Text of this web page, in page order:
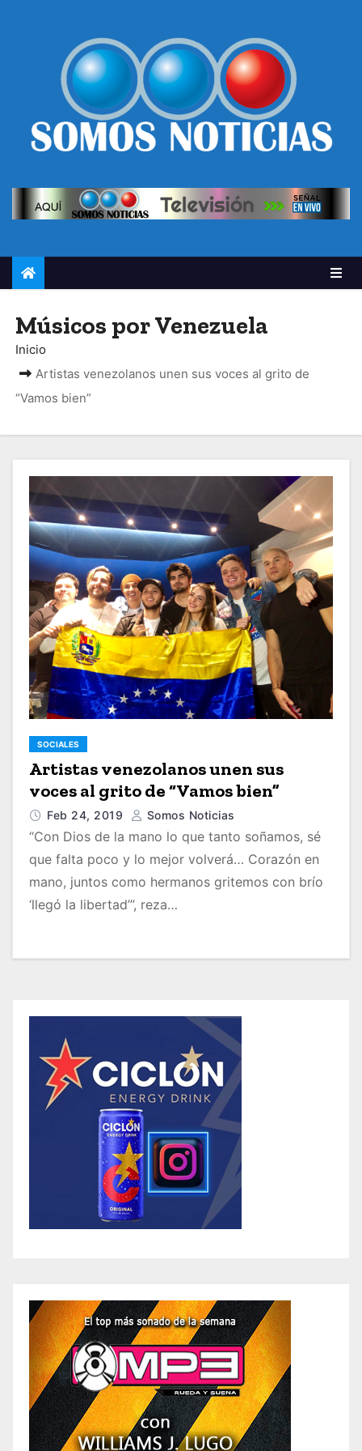
Músicos por Venezuela
Inicio
Artistas venezolanos unen sus voces al grito de
“Vamos bien”
SOCIALES
Artistas venezolanos unen sus
voces al grito de “Vamos bien”
Feb 24, 2019 Somos Noticias
“Con Dios de la mano lo que tanto soñamos, sé
que falta poco y lo mejor volverá… Corazón en
mano, juntos como hermanos gritemos con brío
‘llegó la libertad’”, reza…